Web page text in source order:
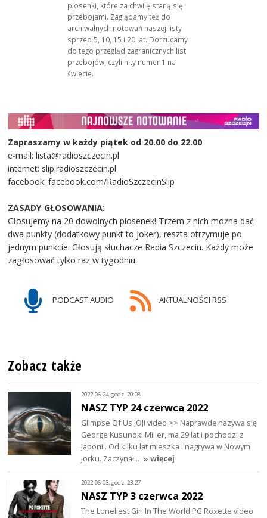
piosenki, które za chwilę staną się
przebojami. Zaglądamy też do
archiwalnych notowań naszej listy
sprzed 5, 10, 15 i 20 lat. Dorzucamy
do tego przegląd zagranicznych list
przebojów, czyli hity numer 1 na
świecie.
Zapraszamy w każdy piątek od 20.00 do 22.00
e-mail: lista@radioszczecin.pl
internet: slip.radioszczecin.pl
facebook: facebook.com/RadioSzczecinSlip
ZASADY GŁOSOWANIA:
Głosujemy na 20 dowolnych piosenek! Trzem z nich można dać
dwa punkty (dodatkowy punkt to joker), reszta otrzymuje po
jednym punkcie. Głosują słuchacze Radia Szczecin. Każdy może
zagłosować tylko raz w tygodniu.
PODCAST AUDIO AKTUALNOŚCI RSS
Zobacz także
2022-06-24, godz. 20:08
NASZ TYP 24 czerwca 2022
Glimpse Of Us JOJI video >> Naprawdę nazywa się
George Kusunoki Miller, ma 29 lat i pochodzi z
Japonii. Od kilku lat mieszka i nagrywa w Nowym
Jorku. Zaczynał… » więcej
2022-06-03, godz. 23:27
NASZ TYP 3 czerwca 2022
The Loneliest Girl In The World PG Roxette video